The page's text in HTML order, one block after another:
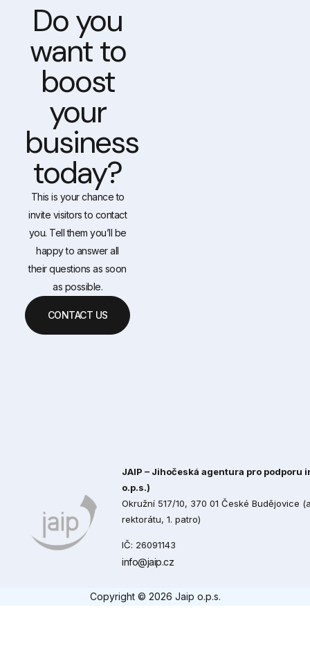
Do you
want to
boost
your
business
today?
This is your chance to
invite visitors to contact
you. Tell them you’ll be
happy to answer all
their questions as soon
as possible.
CONTACT US
JAIP – Jihočeská agentura pro podporu
o.p.s.)
Okružní 517/10, 370 01 České Budějovice
rektorátu, 1. patro)
IČ: 26091143
info@jaip.cz
Copyright © 2026 Jaip o.p.s.